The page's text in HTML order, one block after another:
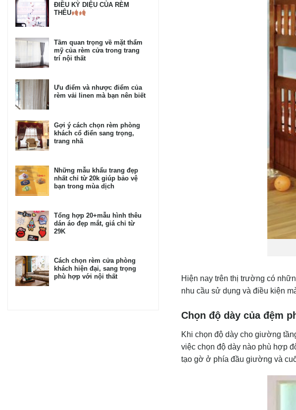
ĐIỀU KỲ DIỆU CỦA RÈM
THÊU
Tầm quan trọng về mặt thẩm
mỹ của rèm cửa trong trang
trí nội thất
Ưu điểm và nhược điểm của
rèm vải linen mà bạn nên biết
Gợi ý cách chọn rèm phòng
khách cổ điển sang trọng,
trang nhã
Những mẫu khẩu trang đẹp
nhất chỉ từ 20k giúp bảo vệ
bạn trong mùa dịch
Tổng hợp 20+mẫu hình thêu
dán áo đẹp mắt, giá chỉ từ
29K
Cách chọn rèm cửa phòng
khách hiện đại, sang trọng
phù hợp với nội thất
Hiện nay trên thị trường có
nhu cầu sử dụng và điều kiện
Chọn độ dày của đệm
Khi chọn độ dày cho giường
việc chọn độ dày nào phù hợp
tạo gờ ở phía đầu giường và